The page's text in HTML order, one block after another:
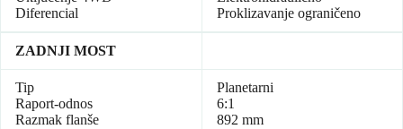
Diferencial
Proklizavanje ograničeno
ZADNJI MOST
Tip
Raport-odnos
Razmak flanše
Planetarni
6:1
892 mm